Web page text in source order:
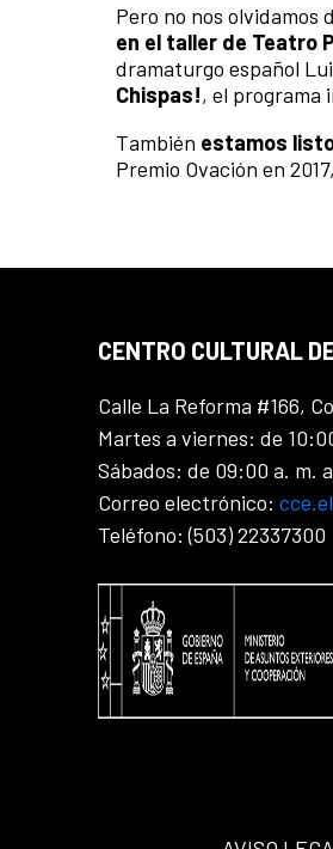
Pero no nos olvidamos
en el taller de Teatro
dramaturgo español
Chispas!, el programa
También estamos
Premio Ovación en
CENTRO CULTURAL
Calle La Reforma #166,
Martes a viernes: de
Sábados: de 09:00 a. m.
Correo electrónico:
Teléfono: (503) 22337300